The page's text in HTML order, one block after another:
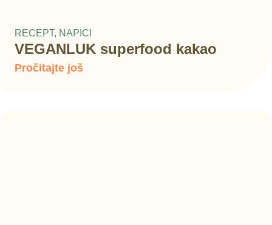
RECEPT, NAPICI
VEGANLUK superfood kakao
Pročitajte još